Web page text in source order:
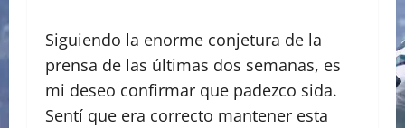
Siguiendo la enorme conjetura de la
prensa de las últimas dos semanas, es
mi deseo confirmar que padezco sida.
Sentí que era correcto mantener esta